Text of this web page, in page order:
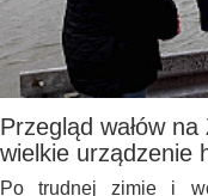
Przegląd wałów
wielkie urządzenie
Po trudnej zimie i